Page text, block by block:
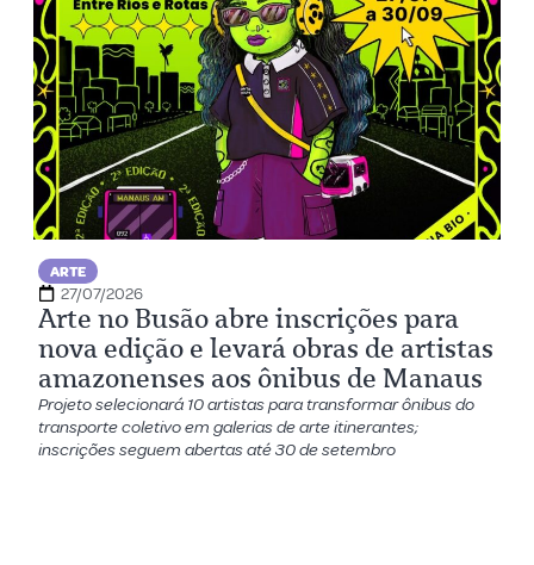
ARTE
27/07/2026
Arte no Busão abre inscrições para
nova edição e levará obras de artistas
amazonenses aos ônibus de Manaus
Projeto selecionará 10 artistas para transformar ônibus do
transporte coletivo em galerias de arte itinerantes;
inscrições seguem abertas até 30 de setembro